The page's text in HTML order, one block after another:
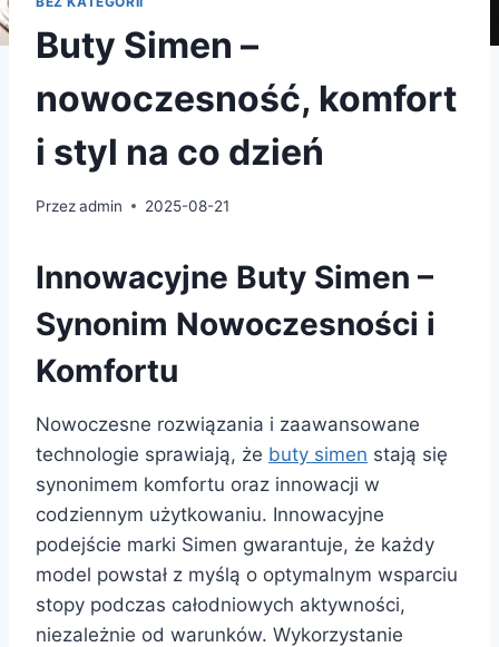
Buty Simen –
nowoczesność, komfort
i styl na co dzień
Przezadmin 2025-08-21
Innowacyjne Buty Simen –
Synonim Nowoczesności i
Komfortu
Nowoczesne rozwiązania i zaawansowane
technologie sprawiają, że buty simen stają się
synonimem komfortu oraz innowacji w
codziennym użytkowaniu. Innowacyjne
podejście marki Simen gwarantuje, że każdy
model powstał z myślą o optymalnym wsparciu
stopy podczas całodniowych aktywności,
niezależnie od warunków. Wykorzystanie